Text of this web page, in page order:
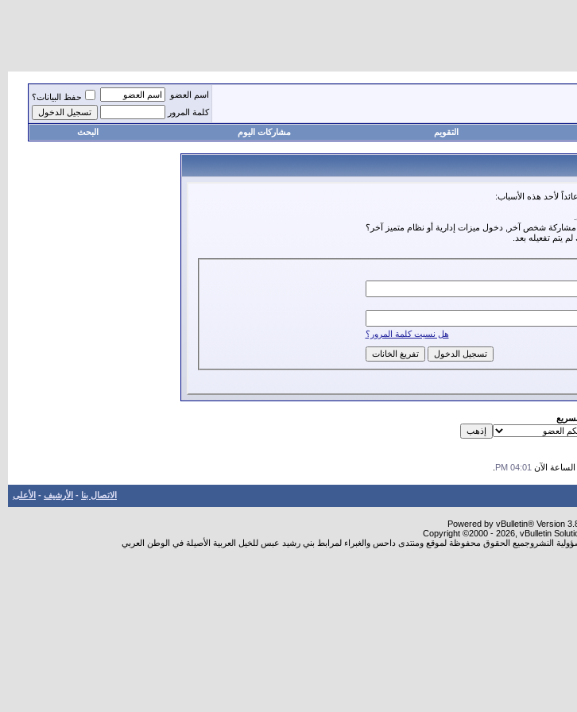
اسم العضو
حفظ البيانات؟
كلمة المرور
التقويم مشاركات اليوم البحث
لأحد هذه الأسباب:
شخص آخر, دخول ميزات إدارية أو نظام متميز آخر؟
يتم تفعيله بعد.
هل نسيت كلمة المرور؟
الساعة الآن 04:01 PM
الاتصال بنا - الأرشيف - الأعلى
Powered by vBulletin® Version
Copyright ©2000 - 2026, vBulletin
النشروجميع الحقوق محفوظة لموقع ومنتدى داحس والغبراء لمرابط بني رشيد عبس للخيل العربية الأصيلة في الوطن العربي